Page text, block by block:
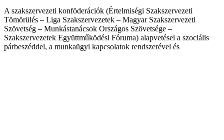
A szakszervezeti konföderációk (Értelmiségi Szakszervezeti
Tömörülés – Liga Szakszervezetek – Magyar Szakszervezeti
Szövetség – Munkástanácsok Országos Szövetsége –
Szakszervezetek Együttműködési Fóruma) alapvetései a szociális
párbeszéddel, a munkaügyi kapcsolatok rendszerével és